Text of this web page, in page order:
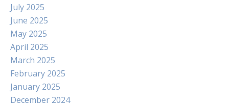
July 2025
June 2025
May 2025
April 2025
March 2025
February 2025
January 2025
December 2024